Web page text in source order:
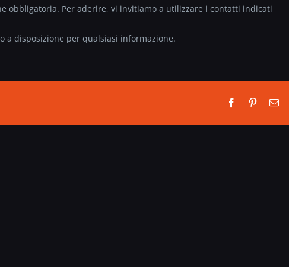
obbligatoria. Per aderire, vi invitiamo a utilizzare i contatti indicati
a disposizione per qualsiasi informazione.
Facebook
Pinterest